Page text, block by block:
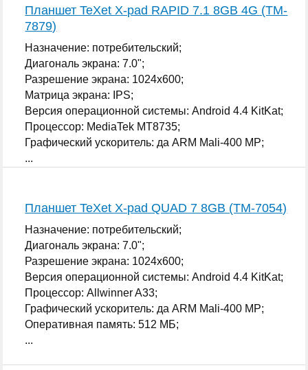
Планшет TeXet X-pad RAPID 7.1 8GB 4G (TM-
7879)
Назначение: потребительский;
Диагональ экрана: 7.0";
Разрешение экрана: 1024x600;
Матрица экрана: IPS;
Версия операционной системы: Android 4.4 KitKat;
Процессор: MediaTek MT8735;
Графический ускоритель: да ARM Mali-400 MP;
...
Планшет TeXet X-pad QUAD 7 8GB (TM-7054)
Назначение: потребительский;
Диагональ экрана: 7.0";
Разрешение экрана: 1024x600;
Версия операционной системы: Android 4.4 KitKat;
Процессор: Allwinner A33;
Графический ускоритель: да ARM Mali-400 MP;
Оперативная память: 512 МБ;
...